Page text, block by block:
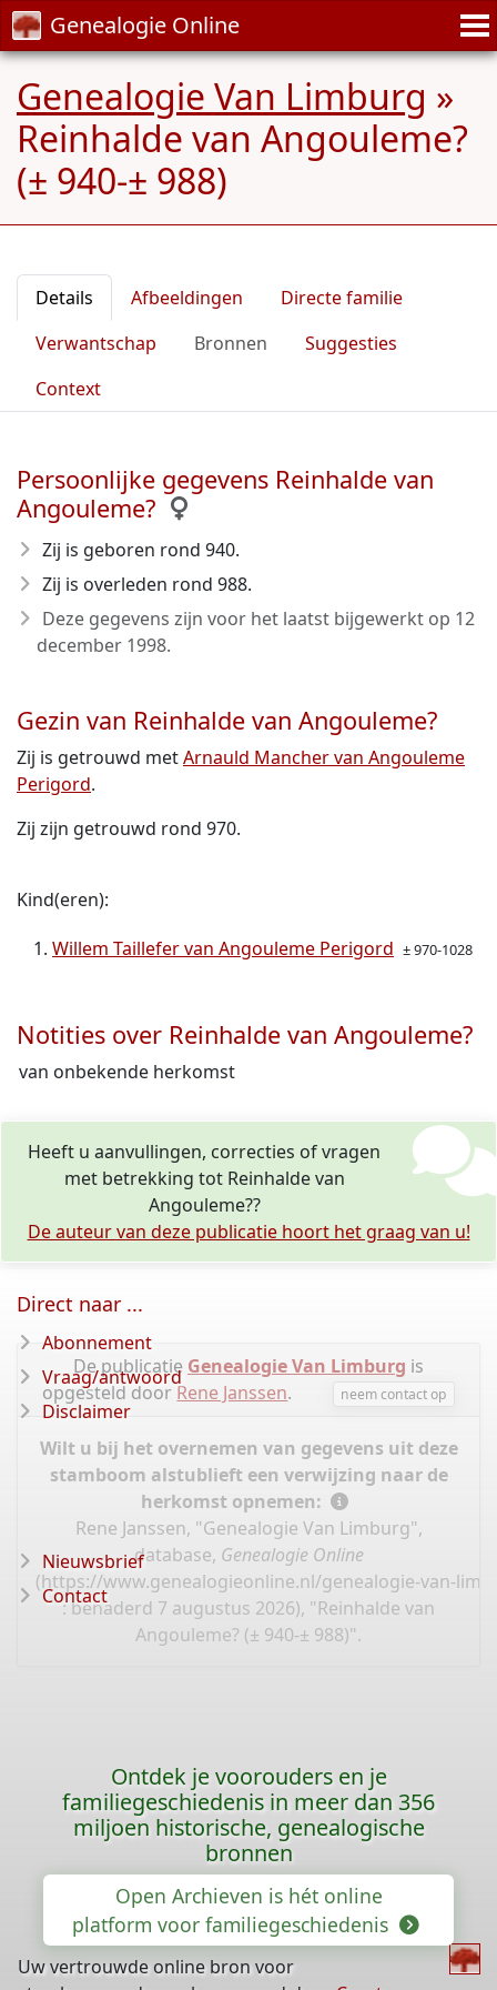
Genealogie Online
Genealogie Van Limburg »
Reinhalde van Angouleme?
(± 940-± 988)
Details Afbeeldingen
Directe familie
Verwantschap
Bronnen
Suggesties
Context
Persoonlijke gegevens Reinhalde van
Angouleme?
Zij is geboren rond 940.
Zij is overleden rond 988.
Deze gegevens zijn voor het laatst bijgewerkt op 12
december 1998.
Gezin van Reinhalde van Angouleme?
Zij is getrouwd metArnauld Mancher van Angouleme
Perigord.
Zij zijn getrouwd rond 970.
Kind(eren):
Willem Taillefer van Angouleme Perigord ± 970-1028
Notities over Reinhalde van Angouleme?
van onbekende herkomst
Heeft u aanvullingen, correcties of vragen
met betrekking tot Reinhalde van
Angouleme??
De auteur van deze publicatie hoort het graag van u!
De publicatie Genealogie Van Limburg is
opgesteld door Rene Janssen. neem contact op
Wilt u bij het overnemen van gegevens uit deze
stamboom alstublieft een verwijzing naar de
herkomst opnemen:
Rene Janssen, "Genealogie Van Limburg",
database, Genealogie Online
(https://www.genealogieonline.nl/genealogie-van-
: benaderd 7 augustus 2026), "Reinhalde van
Angouleme? (± 940-± 988)".
Direct naar ...
Abonnement
Vraag/antwoord
Disclaimer
Nieuwsbrief
Contact
Ontdek je voorouders en je
familiegeschiedenis in meer dan 356
miljoen historische, genealogische
bronnen
Open Archieven is hét online
platform voor familiegeschiedenis
Uw vertrouwde online bron voor